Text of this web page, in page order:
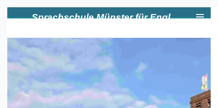
Zum
springen
Sprachschule Münster für Englisch